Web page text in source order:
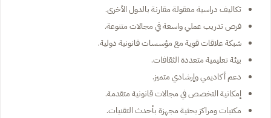
تكاليف دراسية معقولة مقارنة بالدول الأخرى.
فرص تدريب عملي واسعة في مجالات متنوعة.
شبكة علاقات قوية مع مؤسسات قانونية دولية.
بيئة تعليمية متعددة الثقافات.
دعم أكاديمي وإرشادي متميز.
إمكانية التخصص في مجالات قانونية متقدمة.
مكتبات ومراكز بحثية مجهزة بأحدث التقنيات.